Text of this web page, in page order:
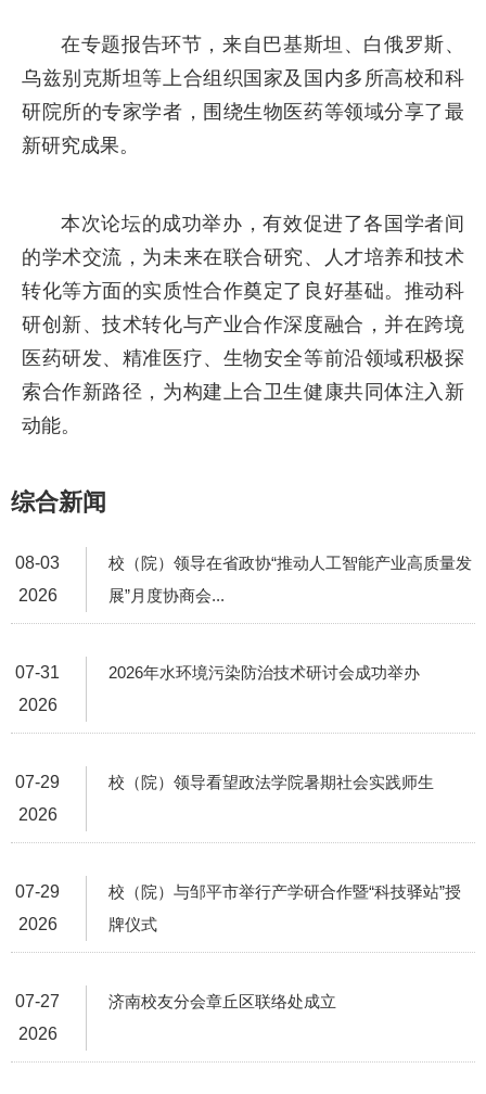
在专题报告环节，来自巴基斯坦、白俄罗斯、
乌兹别克斯坦等上合组织国家及国内多所高校和科
研院所的专家学者，围绕生物医药等领域分享了最
新研究成果。
本次论坛的成功举办，有效促进了各国学者间
的学术交流，为未来在联合研究、人才培养和技术
转化等方面的实质性合作奠定了良好基础。推动科
研创新、技术转化与产业合作深度融合，并在跨境
医药研发、精准医疗、生物安全等前沿领域积极探
索合作新路径，为构建上合卫生健康共同体注入新
动能。
综合新闻
08-03
2026
校（院）领导在省政协“推动人工智能产业高质量发
展”月度协商会...
07-31
2026
2026年水环境污染防治技术研讨会成功举办
07-29
2026
校（院）领导看望政法学院暑期社会实践师生
07-29
2026
校（院）与邹平市举行产学研合作暨“科技驿站”授
牌仪式
07-27
2026
济南校友分会章丘区联络处成立